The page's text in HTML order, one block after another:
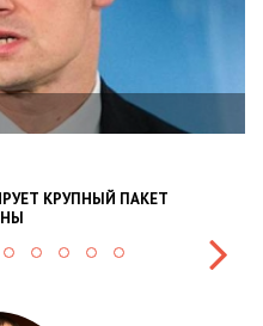
КРУПНЫЙ ПАКЕТ